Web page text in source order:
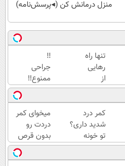
منزل درمانش کن (◂پرسش‌نامه)
تنها راه
رهایی
از
کمردرد
– بدون
دارو،
بدون
جراحی!
«فرم
پر کن»
‼️
جراحی
ممنوع‼️
درمان
کمر درد
بدون
جراحی
و دوره
نقاهت
کمر درد
شدید داری؟
تو خونه
درمانش کن
(◂پرسش‌نامه
میخوای کمر
دردت رو
بدون قرص
برای همیشه
خوب کنی؟